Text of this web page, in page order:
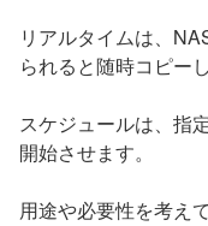
リアルタイムは、
られると随時コピー
スケジュールは、指
開始させます。
用途や必要性を考え